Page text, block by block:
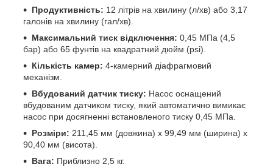
Продуктивність: 12 літрів на хвилину (л/хв) або 3,17
галонів на хвилину (гал/хв).
Максимальний тиск відключення: 0,45 МПа (4,5
бар) або 65 фунтів на квадратний дюйм (psi).
Кількість камер: 4-камерний діафрагмовий
механізм.
Вбудований датчик тиску: Насос оснащений
вбудованим датчиком тиску, який автоматично вимикає
насос при досягненні встановленого тиску 0,45 МПа.
Розміри: 211,45 мм (довжина) x 99,49 мм (ширина) x
90,40 мм (висота).
Вага: Приблизно 2,5 кг.